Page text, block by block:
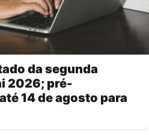
da segunda
2026; pré-
14 de agosto para